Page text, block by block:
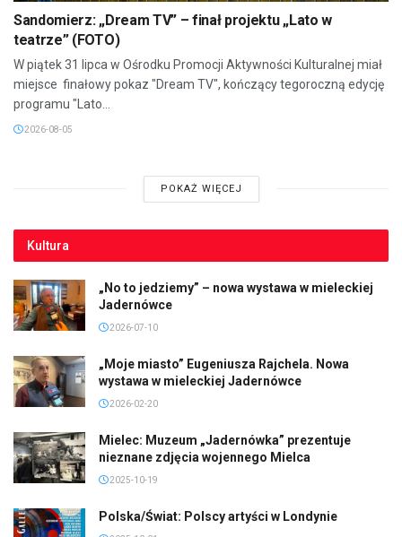
Sandomierz: „Dream TV” – finał projektu „Lato w
teatrze” (FOTO)
W piątek 31 lipca w Ośrodku Promocji Aktywności Kulturalnej miał
miejsce finałowy pokaz "Dream TV", kończący tegoroczną edycję
programu "Lato...
2026-08-05
POKAŻ WIĘCEJ
Kultura
„No to jedziemy” – nowa wystawa w mieleckiej
Jadernówce
2026-07-10
„Moje miasto” Eugeniusza Rajchela. Nowa
wystawa w mieleckiej Jadernówce
2026-02-20
Mielec: Muzeum „Jadernówka” prezentuje
nieznane zdjęcia wojennego Mielca
2025-10-19
Polska/Świat: Polscy artyści w Londynie